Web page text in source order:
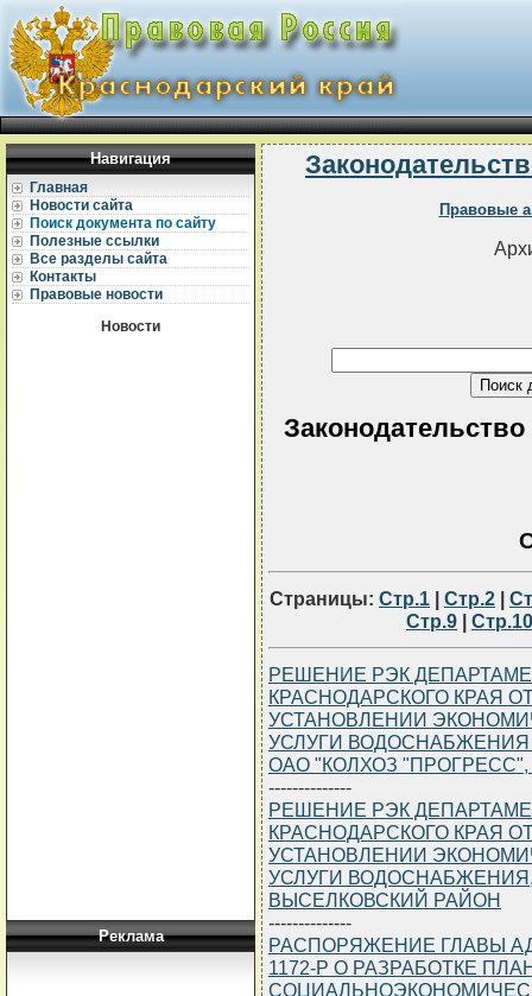
Навигация
Главная
Новости сайта
Поиск документа по сайту
Полезные ссылки
Все разделы сайта
Контакты
Правовые новости
Новости
Реклама
Правовые
Законодательство
Страницы: Стр.1 | Стр.2 |
Стр.9 | Стр.10
РЕШЕНИЕ РЭК
КРАСНОДАРСКОГО КРАЯ ОТ
УСТАНОВЛЕНИИ
УСЛУГИ
ОАО "КОЛХОЗ
--------------
РЕШЕНИЕ РЭК
КРАСНОДАРСКОГО КРАЯ ОТ
УСТАНОВЛЕНИИ
УСЛУГИ
ВЫСЕЛКОВСКИЙ РАЙОН
--------------
РАСПОРЯЖЕНИЕ ГЛАВЫ
1172-Р О РАЗРАБОТКЕ